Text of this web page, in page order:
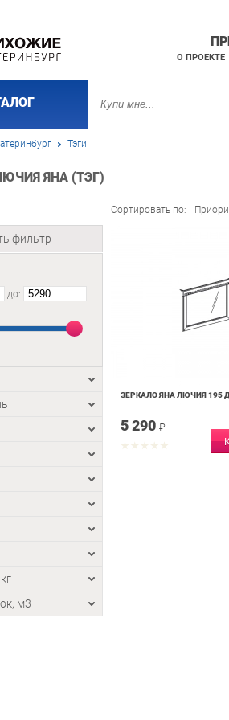
О ПРОЕКТЕ
Тэги
ЯНА (ТЭГ)
фильтр
до:
м3
Сортировать по:
ЗЕРКАЛО ЯНА ЛЮЧИЯ 195
5 290 ₽